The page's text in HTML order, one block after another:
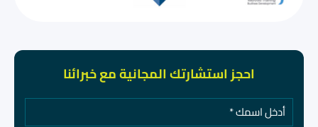
احجز استشارتك المجانية مع خبرائنا